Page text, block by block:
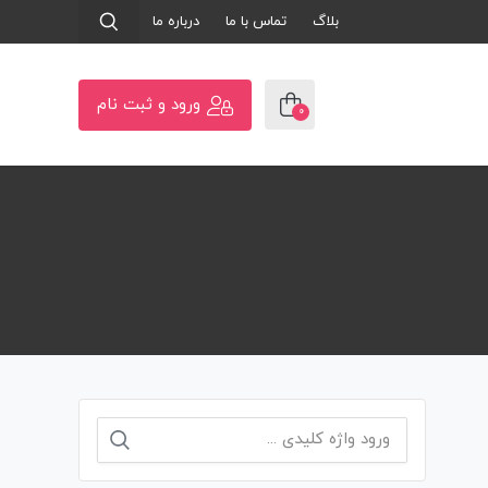
بلاگ تماس با ما درباره ما
0 ورود و ثبت نام
جستجو